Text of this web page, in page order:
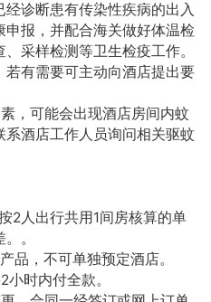
诊断患有传染性疾病的出入
报，并配合海关做好体温检
采样检测等卫生检疫工作。
有需要可主动向酒店提出要
，可能会出现酒店房间内蚊
酒店工作人员询问相关驱蚊
2人出行共用1间房核算的单
。
品，不可单独预定酒店。
时内付全款。